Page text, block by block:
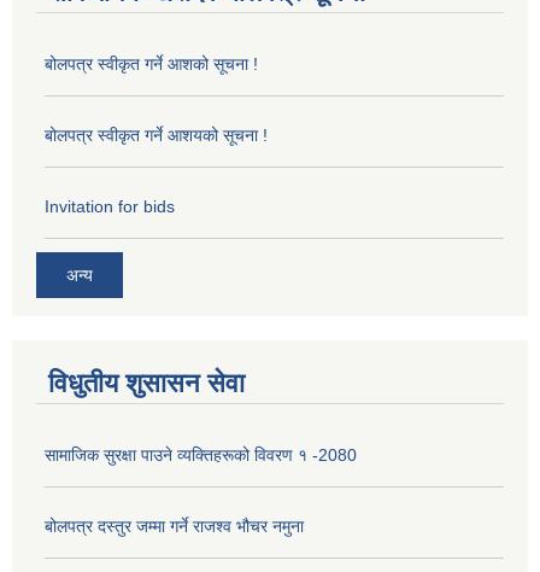
बोलपत्र स्वीकृत गर्ने आशको सूचना !
बोलपत्र स्वीकृत गर्ने आशयको सूचना !
Invitation for bids
अन्य
विधुतीय शुसासन सेवा
सामाजिक सुरक्षा पाउने व्यक्तिहरूको विवरण १ -2080
बोलपत्र दस्तुर जम्मा गर्ने राजश्व भौचर नमुना